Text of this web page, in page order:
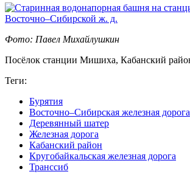
Фото: Павел Михайлушкин
Посёлок станции Мишиха, Кабанский
Теги:
Бурятия
Восточно–Сибирская железная дорога
Деревянный шатер
Железная дорога
Кабанский район
Кругобайкальская железная дорога
Транссиб